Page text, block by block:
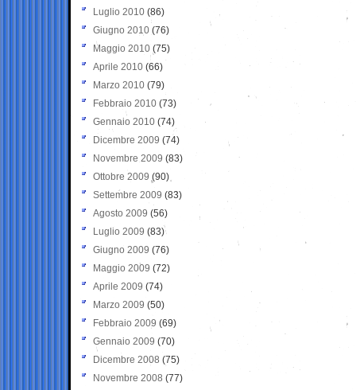
Luglio 2010 (86)
Giugno 2010 (76)
Maggio 2010 (75)
Aprile 2010 (66)
Marzo 2010 (79)
Febbraio 2010 (73)
Gennaio 2010 (74)
Dicembre 2009 (74)
Novembre 2009 (83)
Ottobre 2009 (90)
Settembre 2009 (83)
Agosto 2009 (56)
Luglio 2009 (83)
Giugno 2009 (76)
Maggio 2009 (72)
Aprile 2009 (74)
Marzo 2009 (50)
Febbraio 2009 (69)
Gennaio 2009 (70)
Dicembre 2008 (75)
Novembre 2008 (77)